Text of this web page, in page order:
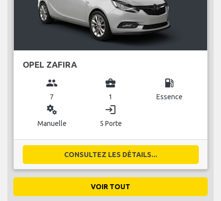
OPEL ZAFIRA
group
7
business_center
1
local_gas_station
Essence
miscellaneous_services
Manuelle
login
5 Porte
CONSULTEZ LES DÉTAILS...
VOIR TOUT